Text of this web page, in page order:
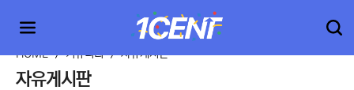
HOME > 커뮤니티 > 자유게시판
자유게시판